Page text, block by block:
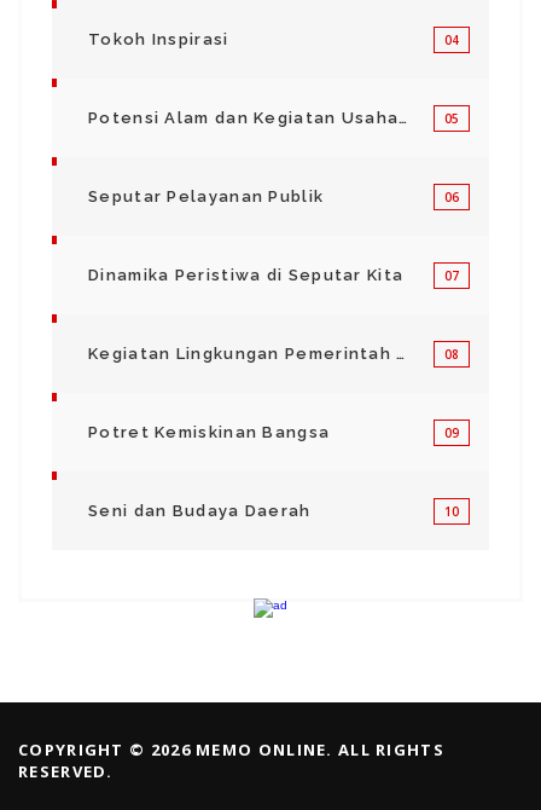
Tokoh Inspirasi 04
Potensi Alam dan Kegiatan Usaha Kecil Menegah 05
Seputar Pelayanan Publik 06
Dinamika Peristiwa di Seputar Kita 07
Kegiatan Lingkungan Pemerintah Kabupaten di Indonesia 08
Potret Kemiskinan Bangsa 09
Seni dan Budaya Daerah 10
COPYRIGHT © 2026 MEMO ONLINE. ALL RIGHTS
RESERVED.